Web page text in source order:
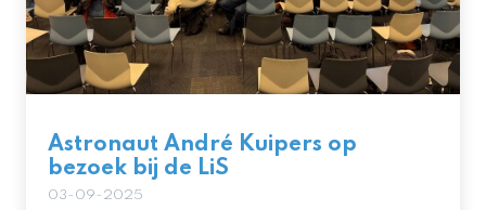
Astronaut André Kuipers op
bezoek bij de LiS
03-09-2025